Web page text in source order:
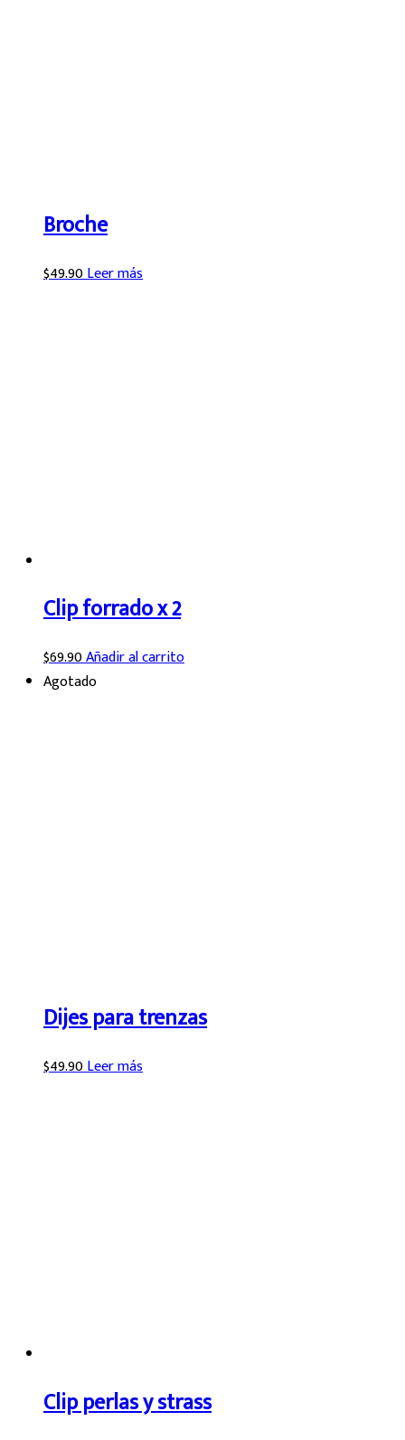
Broche
$49.90Leer más
Clip forrado x 2
$69.90Añadir al carrito
Agotado
Dijes para trenzas
$49.90Leer más
Clip perlas y strass